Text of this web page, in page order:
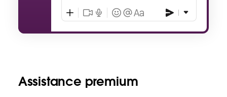
Assistance premium